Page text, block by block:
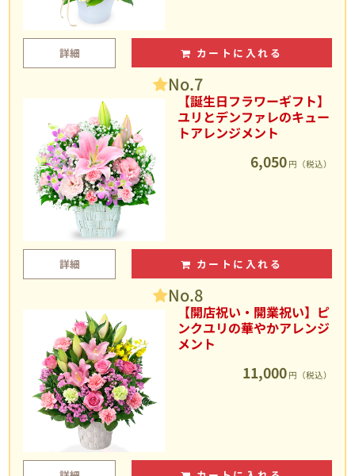
詳細 カートに入れる
No.7
【誕生日フラワーギフト】
ユリとデンファレのキュー
トアレンジメント
6,050 円（税込）
詳細 カートに入れる
No.8
【開店祝い・開業祝い】ピ
ンクユリの華やかアレンジ
メント
11,000 円（税込）